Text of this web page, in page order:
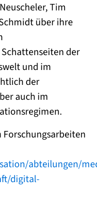
Tim
über ihre
der
und im
der
auch im
Forschungsarbeiten
abteilungen/
digital-